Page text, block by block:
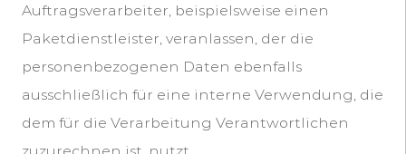
Auftragsverarbeiter, beispielsweise einen
Paketdienstleister, veranlassen, der die
personenbezogenen Daten ebenfalls
ausschließlich für eine interne Verwendung, die
dem für die Verarbeitung Verantwortlichen